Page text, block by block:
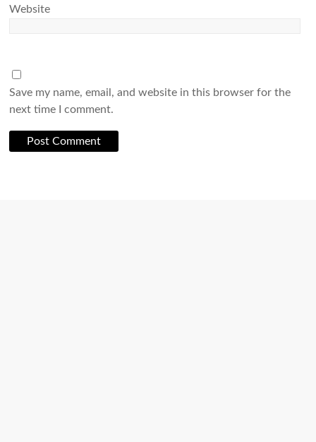
Website
Save my name, email, and website in this browser for the
next time I comment.